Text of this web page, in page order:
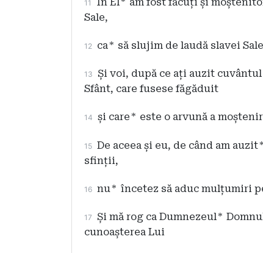
11
Sale,
12 ca* să slujim de laudă slavei
13 Și voi, după ce ați auzit cuvântul
Sfânt, care fusese făgăduit
14 și care* este o arvună a
15 De aceea și eu, de când am auzit*
sfinții,
16 nu* încetez să aduc mulțumiri
17 Și mă rog ca Dumnezeul*
cunoașterea Lui